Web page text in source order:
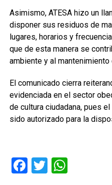
Asimismo, ATESA hizo un
disponer sus residuos de
lugares, horarios y
que de esta manera se
ambiente y al
El comunicado cierra
evidenciada en el sector
de cultura ciudadana, pues
sido autorizado para la
Facebook
Twitter